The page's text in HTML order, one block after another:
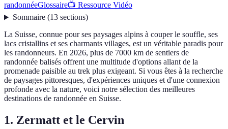
randonnéeGlossaire📺 Ressource Vidéo
Sommaire(13 sections)
La Suisse, connue pour ses paysages alpins à couper le souffle, ses
lacs cristallins et ses charmants villages, est un véritable paradis pour
les randonneurs. En 2026, plus de 7000 km de sentiers de
randonnée balisés offrent une multitude d'options allant de la
promenade paisible au trek plus exigeant. Si vous êtes à la recherche
de paysages pittoresques, d'expériences uniques et d'une connexion
profonde avec la nature, voici notre sélection des meilleures
destinations de randonnée en Suisse.
1. Zermatt et le Cervin